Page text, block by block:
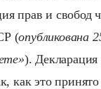
прав и свобод
(опубликована
). Декларация
как это